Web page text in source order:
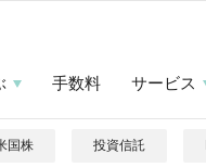
手数料 サービス
国株 投資信託